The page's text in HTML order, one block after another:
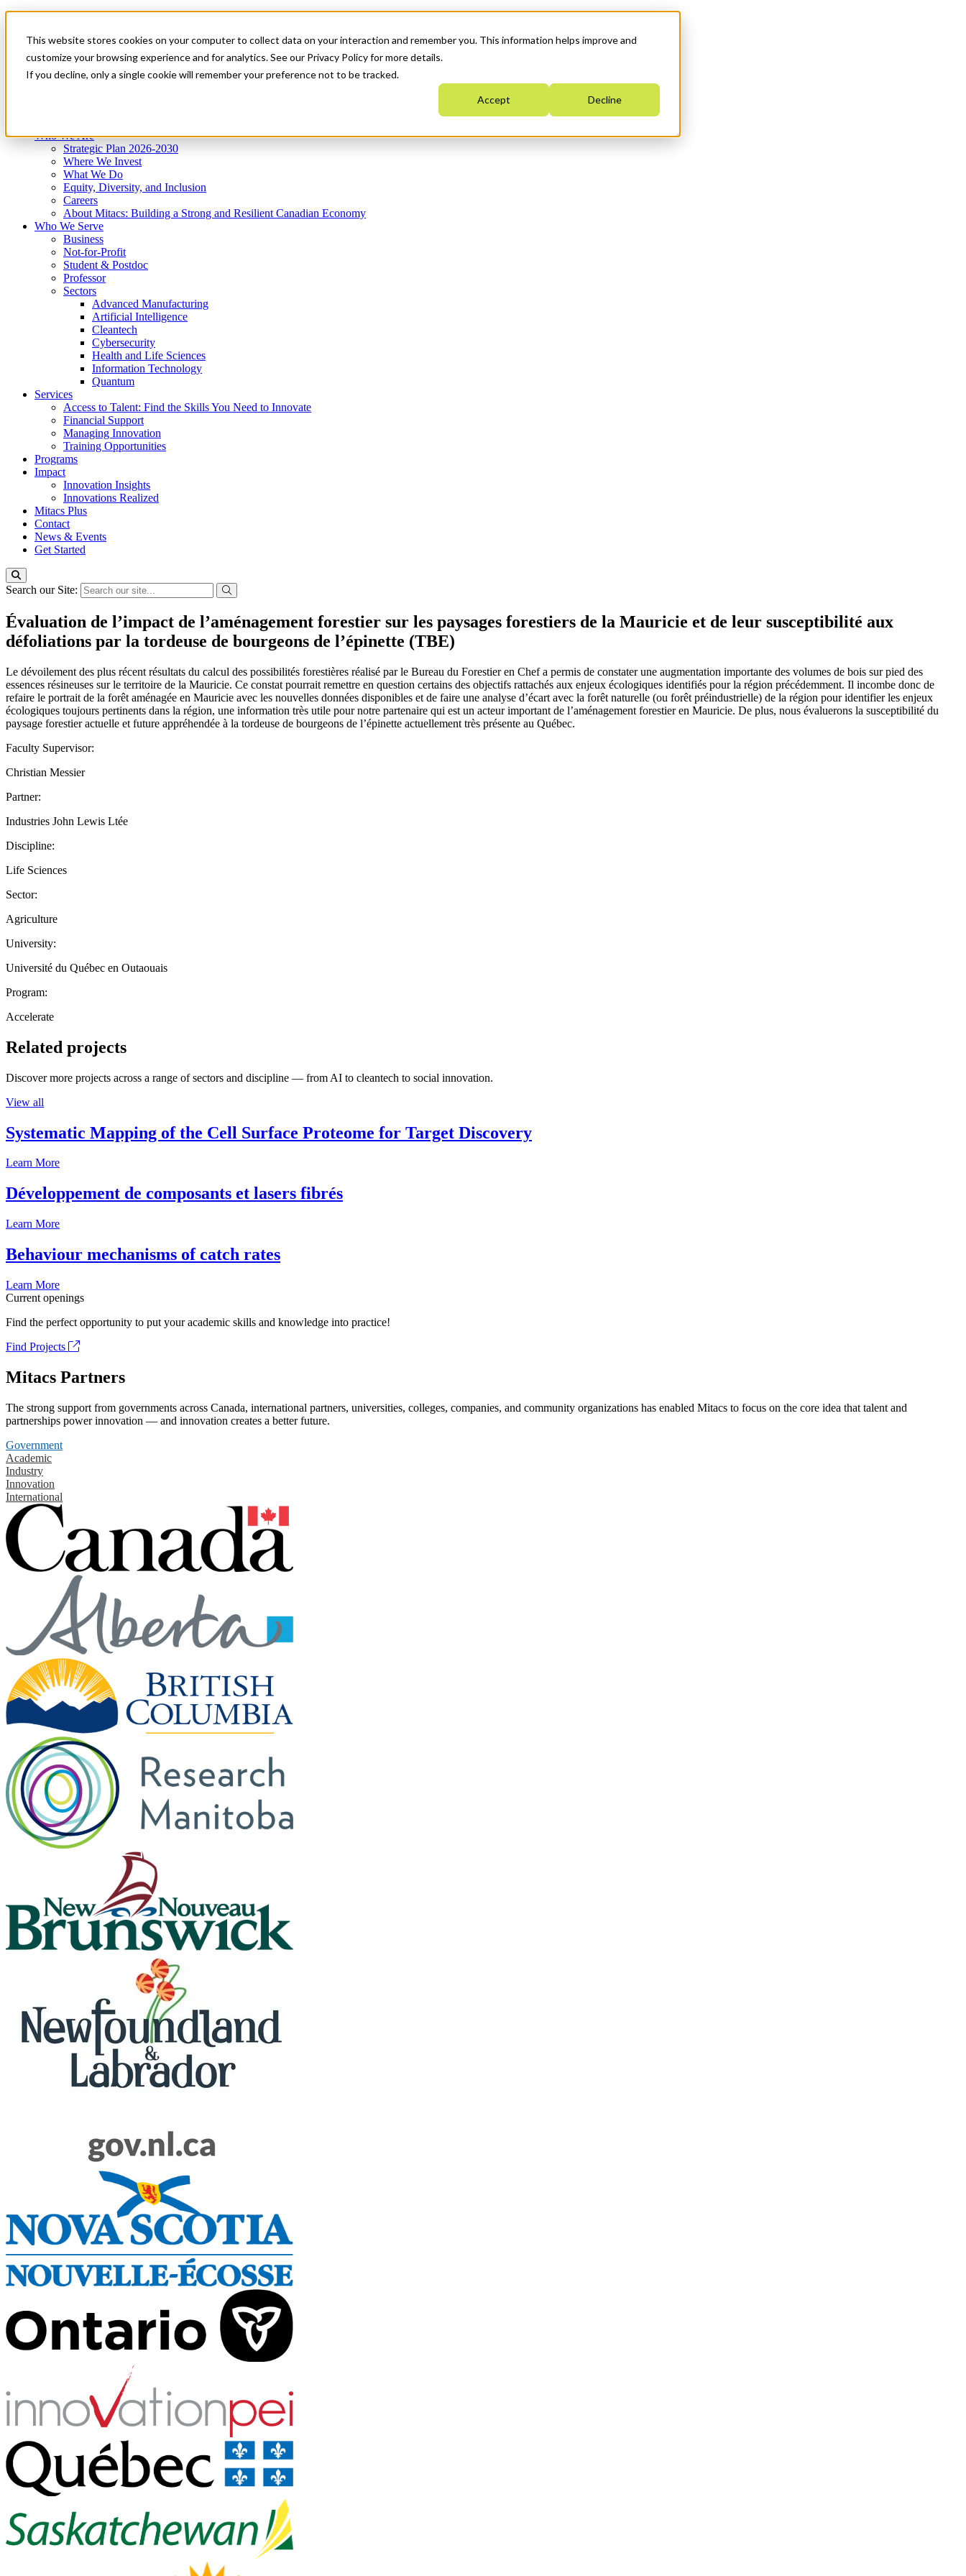
This website stores cookies on your computer to collect data on your interaction and remember you. This information helps improve and
customize your browsing experience and for analytics. See our Privacy Policy for more details.
If you decline, only a single cookie will remember your preference not to be tracked.
Accept Decline
News & Events
Get Started
Menu
Who We Are
Strategic Plan 2026-2030
Where We Invest
What We Do
Equity, Diversity, and Inclusion
Careers
About Mitacs: Building a Strong and Resilient Canadian Economy
Who We Serve
Business
Not-for-Profit
Student & Postdoc
Professor
Sectors
Advanced Manufacturing
Artificial Intelligence
Cleantech
Cybersecurity
Health and Life Sciences
Information Technology
Quantum
Services
Access to Talent: Find the Skills You Need to Innovate
Financial Support
Managing Innovation
Training Opportunities
Programs
Impact
Innovation Insights
Innovations Realized
Mitacs Plus
Contact
News & Events
Get Started
Search our Site:
Évaluation de l’impact de l’aménagement forestier sur les paysages forestiers de la Mauricie et de leur susceptibilité aux
défoliations par la tordeuse de bourgeons de l’épinette (TBE)
Le dévoilement des plus récent résultats du calcul des possibilités forestières réalisé par le Bureau du Forestier en Chef a permis de constater une augmentation importante des volumes de bois sur pied des
essences résineuses sur le territoire de la Mauricie. Ce constat pourrait remettre en question certains des objectifs rattachés aux enjeux écologiques identifiés pour la région précédemment. Il incombe donc de
refaire le portrait de la forêt aménagée en Mauricie avec les nouvelles données disponibles et de faire une analyse d’écart avec la forêt naturelle (ou forêt préindustrielle) de la région pour identifier les enjeux
écologiques toujours pertinents dans la région, une information très utile pour notre partenaire qui est un acteur important de l’aménagement forestier en Mauricie. De plus, nous évaluerons la susceptibilité du
paysage forestier actuelle et future appréhendée à la tordeuse de bourgeons de l’épinette actuellement très présente au Québec.
Faculty Supervisor:
Christian Messier
Partner:
Industries John Lewis Ltée
Discipline:
Life Sciences
Sector:
Agriculture
University:
Université du Québec en Outaouais
Program:
Accelerate
Related projects
Discover more projects across a range of sectors and discipline — from AI to cleantech to social innovation.
View all
Systematic Mapping of the Cell Surface Proteome for Target Discovery
Learn More
Développement de composants et lasers fibrés
Learn More
Behaviour mechanisms of catch rates
Learn More
Current openings
Find the perfect opportunity to put your academic skills and knowledge into practice!
Find Projects
Mitacs Partners
The strong support from governments across Canada, international partners, universities, colleges, companies, and community organizations has enabled Mitacs to focus on the core idea that talent and
partnerships power innovation — and innovation creates a better future.
Government
Academic
Industry
Innovation
International